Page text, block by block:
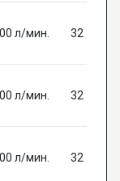
л/мин. 32
л/мин. 32
л/мин. 32